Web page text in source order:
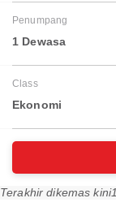
Penumpang
1 Dewasa
Class
Ekonomi
Terakhir dikemas kini